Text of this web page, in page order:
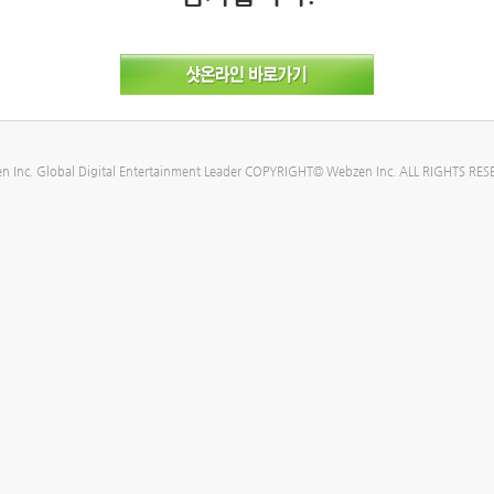
Inc. Global Digital Entertainment Leader COPYRIGHT© Webzen Inc. ALL RIGHTS